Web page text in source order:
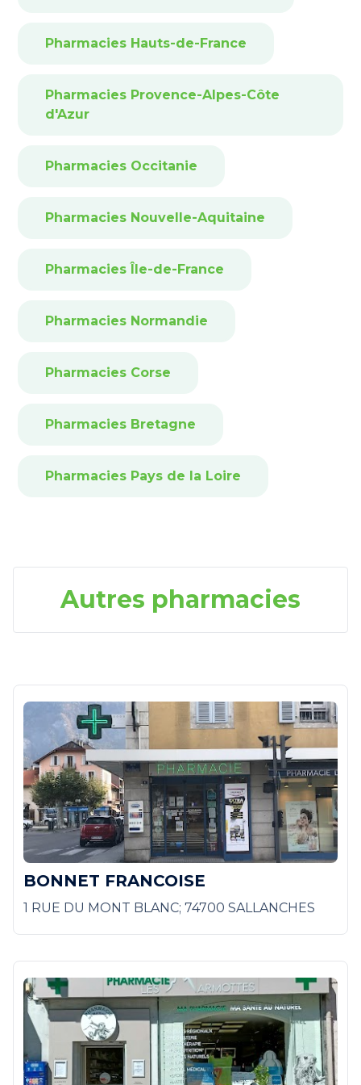
Pharmacies Hauts-de-France
Pharmacies Provence-Alpes-Côte
d'Azur
Pharmacies Occitanie
Pharmacies Nouvelle-Aquitaine
Pharmacies Île-de-France
Pharmacies Normandie
Pharmacies Corse
Pharmacies Bretagne
Pharmacies Pays de la Loire
Autres pharmacies
BONNET FRANCOISE
1 RUE DU MONT BLANC; 74700 SALLANCHES